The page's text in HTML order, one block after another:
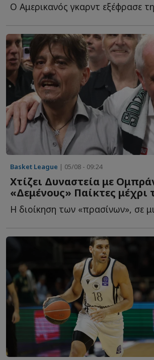
Basket League | 05/08 - 09:24
Χτίζει Δυναστεία με
«Δεμένους» Παίκτες μέχρι